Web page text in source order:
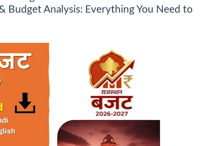
Budget Analysis: Everything You Need to